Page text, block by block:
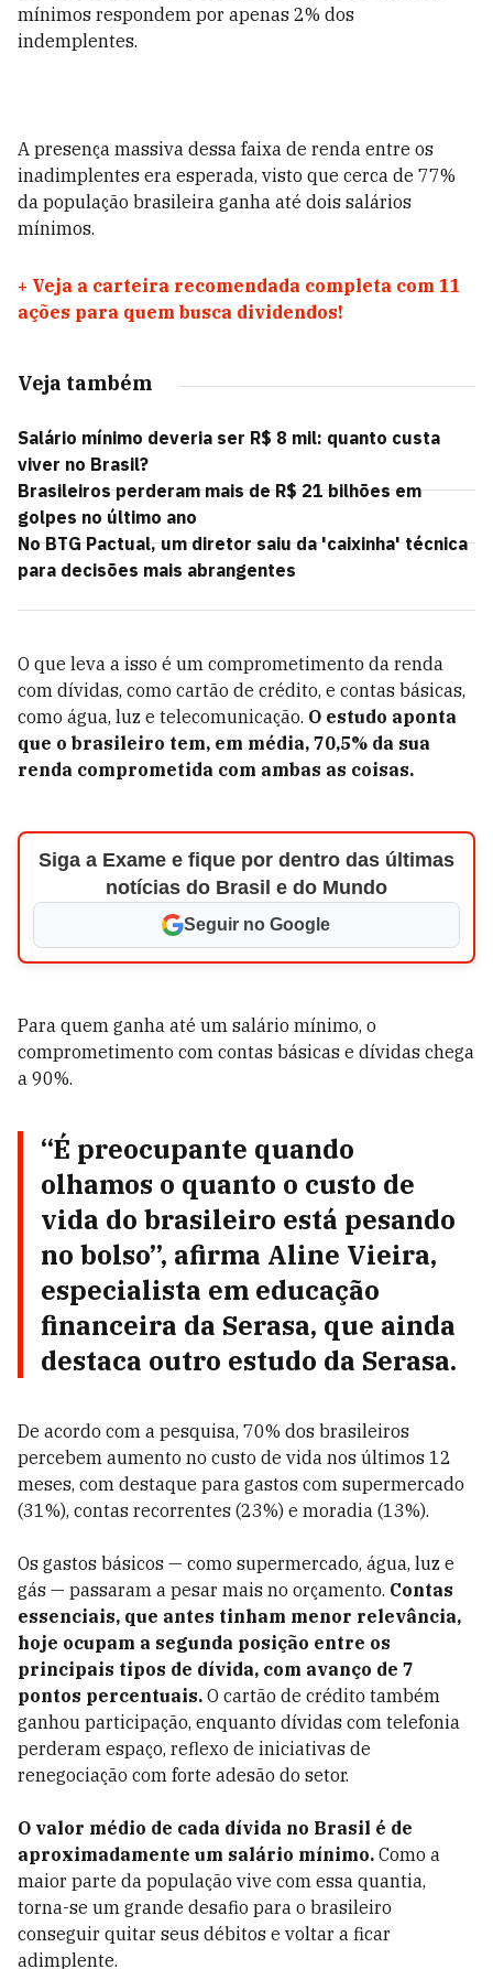
mínimos respondem por apenas 2% dos
indemplentes.
A presença massiva dessa faixa de renda entre os
inadimplentes era esperada, visto que cerca de 77%
da população brasileira ganha até dois salários
mínimos.
+ Veja a carteira recomendada completa com 11
ações para quem busca dividendos!
Veja também
Salário mínimo deveria ser R$ 8 mil: quanto custa
viver no Brasil?
Brasileiros perderam mais de R$ 21 bilhões em
golpes no último ano
No BTG Pactual, um diretor saiu da 'caixinha' técnica
para decisões mais abrangentes
O que leva a isso é um comprometimento da renda
com dívidas, como cartão de crédito, e contas básicas,
como água, luz e telecomunicação. O estudo aponta
que o brasileiro tem, em média, 70,5% da sua
renda comprometida com ambas as coisas.
Siga a Exame e fique por dentro das últimas
notícias do Brasil e do Mundo
Seguir no Google
Para quem ganha até um salário mínimo, o
comprometimento com contas básicas e dívidas chega
a 90%.
“É preocupante quando
olhamos o quanto o custo de
vida do brasileiro está pesando
no bolso”, afirma Aline Vieira,
especialista em educação
financeira da Serasa, que ainda
destaca outro estudo da Serasa.
De acordo com a pesquisa, 70% dos brasileiros
percebem aumento no custo de vida nos últimos 12
meses, com destaque para gastos com supermercado
(31%), contas recorrentes (23%) e moradia (13%).
Os gastos básicos — como supermercado, água, luz e
gás — passaram a pesar mais no orçamento. Contas
essenciais, que antes tinham menor relevância,
hoje ocupam a segunda posição entre os
principais tipos de dívida, com avanço de 7
pontos percentuais. O cartão de crédito também
ganhou participação, enquanto dívidas com telefonia
perderam espaço, reflexo de iniciativas de
renegociação com forte adesão do setor.
O valor médio de cada dívida no Brasil é de
aproximadamente um salário mínimo. Como a
maior parte da população vive com essa quantia,
torna-se um grande desafio para o brasileiro
conseguir quitar seus débitos e voltar a ficar
adimplente.